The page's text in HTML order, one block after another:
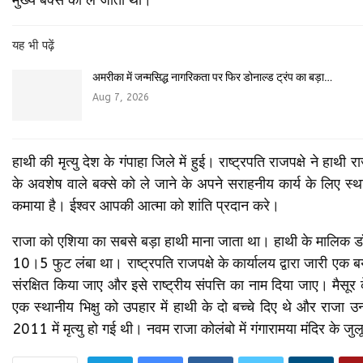
यह भी पढ़ें
अमरीका में जन्मसिद्ध नागरिकता पर फिर डोनाल्ड ट्रंप का बड़ा…
Aug 7, 2026
हाथी की मृत्यु देश के गंपाहा जिले में हुई। राष्ट्रपति राजपक्षे ने
के अवशेष वाले बक्से को ले जाने के अपने सराहनीय कार्य के लिए
कमाया है। ईश्वर आपकी आत्मा को शांति प्रदान करे।
राजा को एशिया का सबसे बड़ा हाथी माना जाता था। हाथी के मालिक
10।5 फुट लंबा था। राष्ट्रपति राजपक्षे के कार्यालय द्वारा जारी एक
संरक्षित किया जाए और इसे राष्ट्रीय संपत्ति का नाम दिया जाए।
एक स्थानीय भिक्षु को उपहार में हाथी के दो बच्चे दिए थे और
2011 में मृत्यु हो गई थी। नवम राजा कोलंबो में गंगारामया मंदिर के